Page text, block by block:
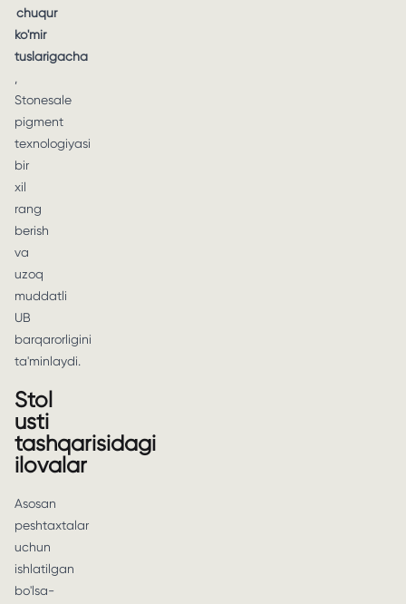
chuqur
ko'mir
tuslarigacha
Stonesale
pigment
texnologiyasi
bir
xil
rang
berish
va
uzoq
muddatli
UB
barqarorligini
ta'minlaydi.
Stol
usti
tashqarisidagi
ilovalar
Asosan
peshtaxtalar
uchun
ishlatilgan
bo'lsa-